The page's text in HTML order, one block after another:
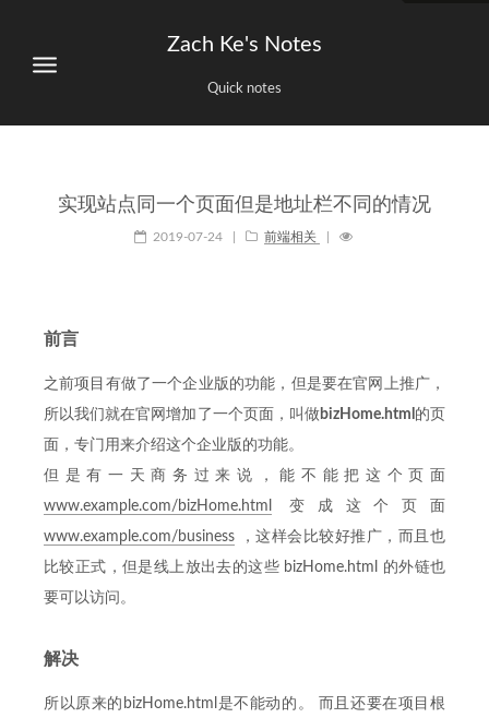
Zach Ke's Notes
Quick notes
实现站点同一个页面但是地址栏不同的情况
2019-07-24 前端相关
前言
之前项目有做了一个企业版的功能，但是要在官网上推广，
所以我们就在官网增加了一个页面，叫做bizHome.html 的页
面，专门用来介绍这个企业版的功能。
但是有一天商务过来说，能不能把这个页面
www.example.com/bizHome.html
变成这个页面
www.example.com/business ，这样会比较好推广，而且也
比较正式，但是线上放出去的这些 bizHome.html 的外链也
要可以访问。
解决
所以原来的bizHome.html是不能动的。 而且还要在项目根